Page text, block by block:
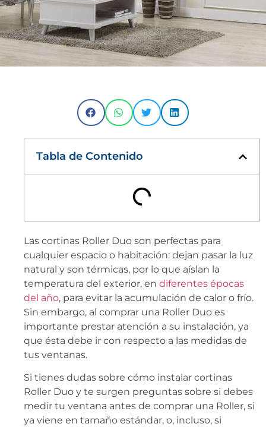
Tabla de Contenido
Las cortinas Roller Duo son perfectas para
cualquier espacio o habitación: dejan pasar la luz
natural y son térmicas, por lo que aíslan la
temperatura del exterior, en diferentes épocas
del año, para evitar la acumulación de calor o frío.
Sin embargo, al comprar una Roller Duo es
importante prestar atención a su instalación, ya
que ésta debe ir con respecto a las medidas de
tus ventanas.
Si tienes dudas sobre cómo instalar cortinas
Roller Duo y te surgen preguntas sobre si debes
medir tu ventana antes de comprar una Roller, si
ya viene en tamaño estándar, o, incluso, si